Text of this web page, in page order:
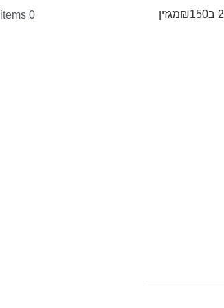
2 ב₪150 מגזין 0
items